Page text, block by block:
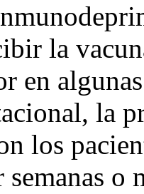
la
en
la
los
o